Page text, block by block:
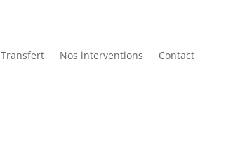
Transfert Nos interventions Contact